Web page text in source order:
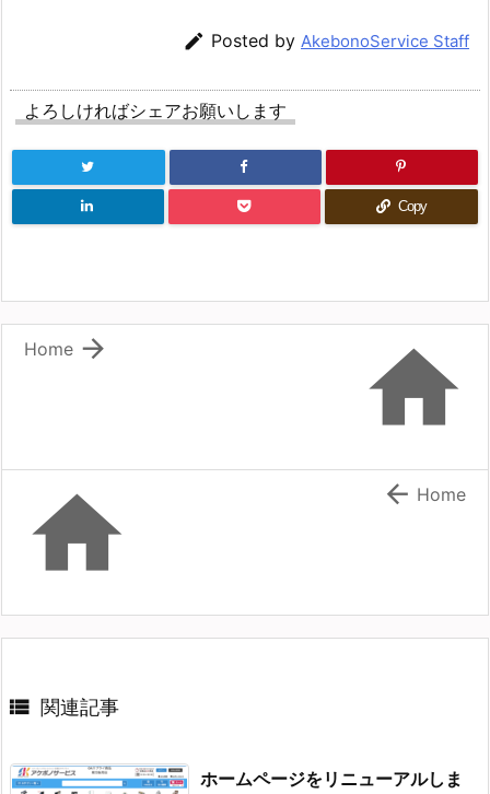
 Posted by AkebonoService Staff
よろしければシェアお願いします
Copy


Home
  Home
 関連記事
ホームページをリニューアルしま